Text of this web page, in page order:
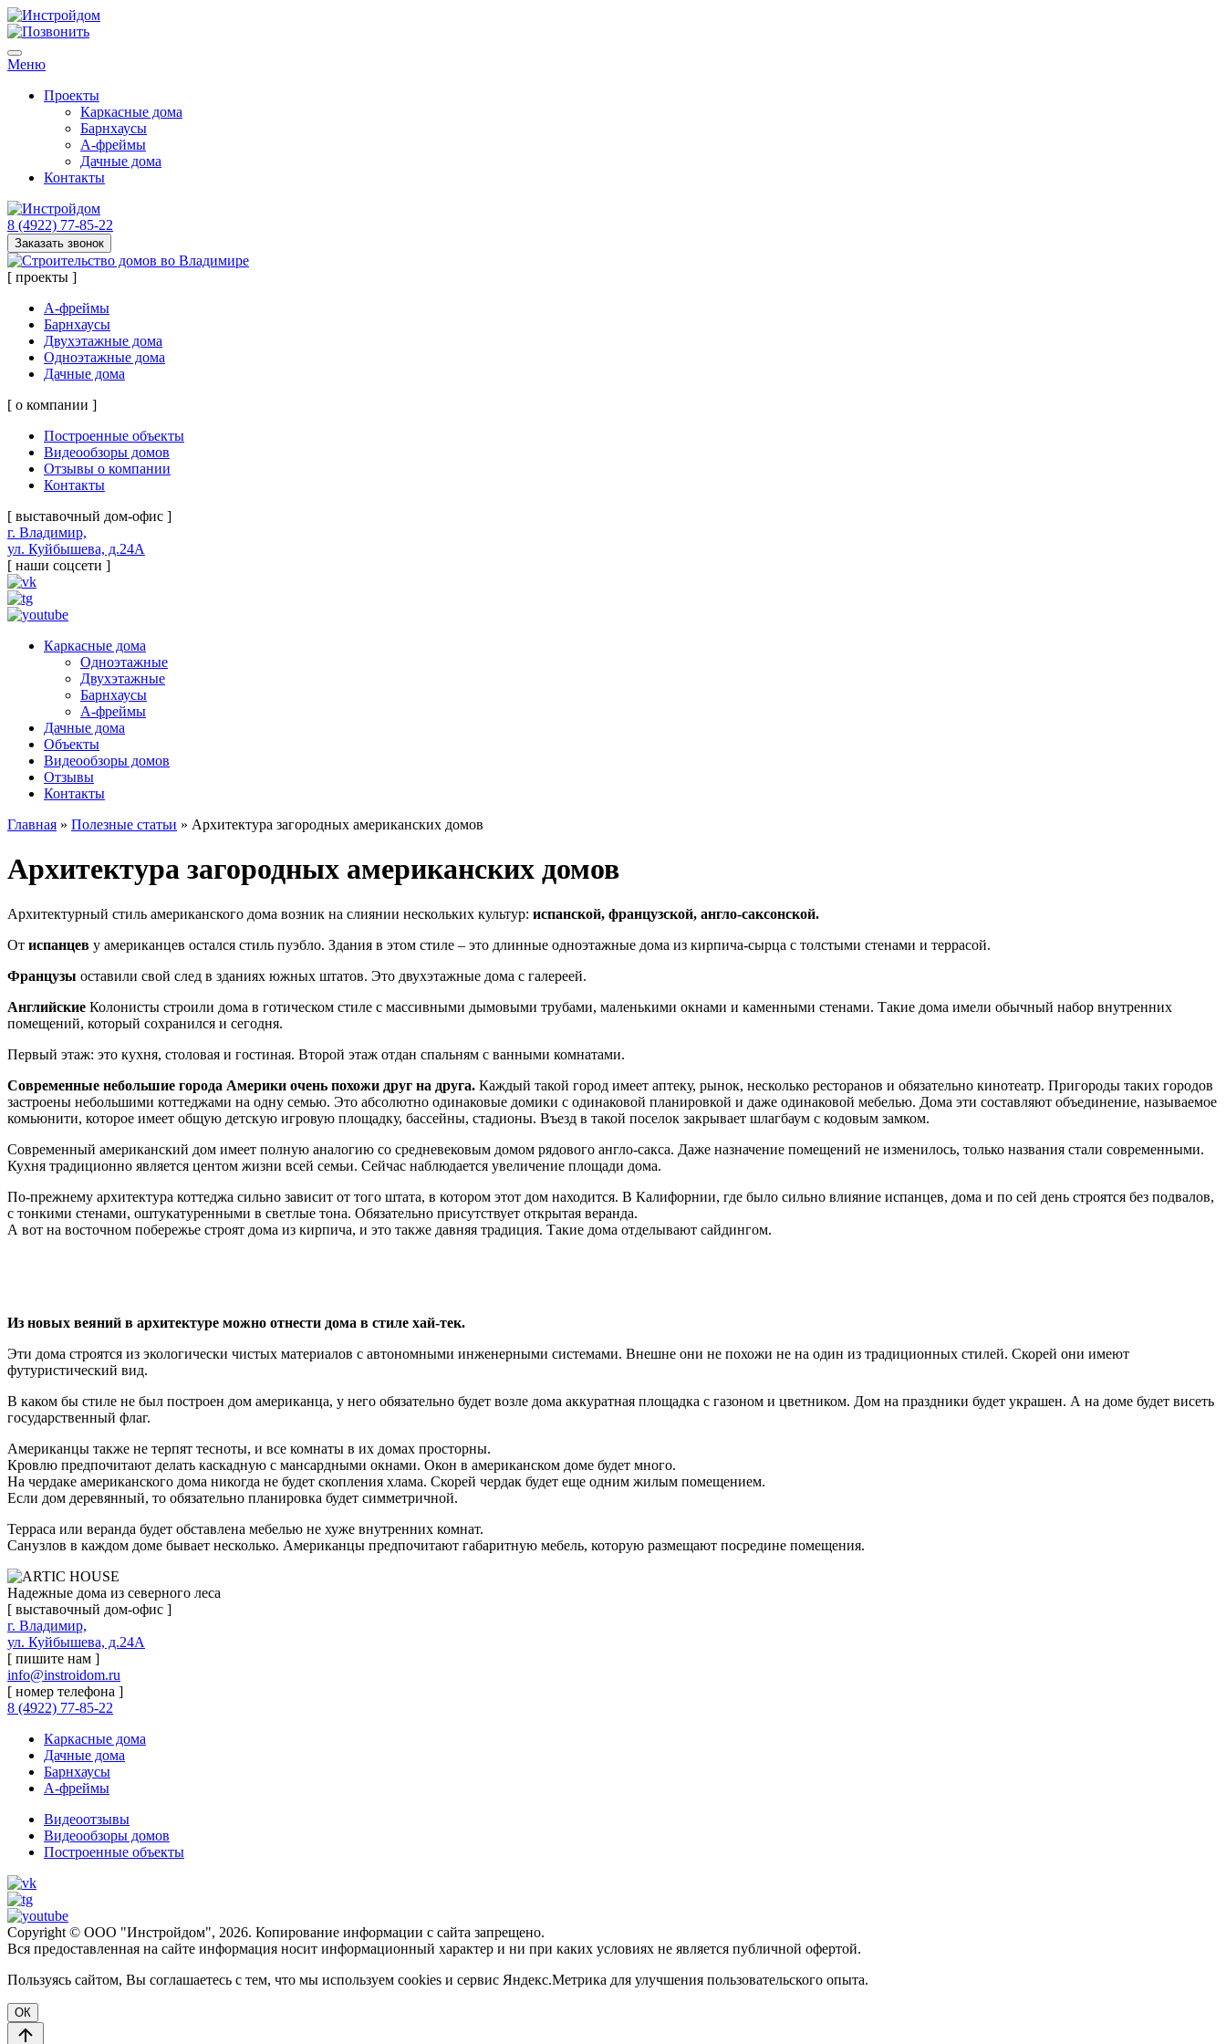
Меню
Проекты
Каркасные дома
Барнхаусы
А-фреймы
Дачные дома
Контакты
8 (4922) 77-85-22
Заказать звонок
[ проекты ]
А-фреймы
Барнхаусы
Двухэтажные дома
Одноэтажные дома
Дачные дома
[ о компании ]
Построенные объекты
Видеообзоры домов
Отзывы о компании
Контакты
[ выставочный дом-офис ]
г. Владимир,
ул. Куйбышева, д.24А
[ наши соцсети ]
Каркасные дома
Одноэтажные
Двухэтажные
Барнхаусы
А-фреймы
Дачные дома
Объекты
Видеообзоры домов
Отзывы
Контакты
Главная » Полезные статьи » Архитектура загородных американских домов
Архитектура загородных американских домов
Архитектурный стиль американского дома возник на слиянии нескольких культур: испанской, французской, англо-саксонской.
От испанцев у американцев остался стиль пуэбло. Здания в этом стиле – это длинные одноэтажные дома из кирпича-сырца с толстыми стенами и террасой.
Французы оставили свой след в зданиях южных штатов. Это двухэтажные дома с галереей.
Английские Колонисты строили дома в готическом стиле с массивными дымовыми трубами, маленькими окнами и каменными стенами. Такие дома имели обычный набор внутренних
помещений, который сохранился и сегодня.
Первый этаж: это кухня, столовая и гостиная. Второй этаж отдан спальням с ванными комнатами.
Современные небольшие города Америки очень похожи друг на друга. Каждый такой город имеет аптеку, рынок, несколько ресторанов и обязательно кинотеатр. Пригороды таких городов
застроены небольшими коттеджами на одну семью. Это абсолютно одинаковые домики с одинаковой планировкой и даже одинаковой мебелью. Дома эти составляют объединение, называемое
комьюнити, которое имеет общую детскую игровую площадку, бассейны, стадионы. Въезд в такой поселок закрывает шлагбаум с кодовым замком.
Современный американский дом имеет полную аналогию со средневековым домом рядового англо-сакса. Даже назначение помещений не изменилось, только названия стали современными.
Кухня традиционно является центом жизни всей семьи. Сейчас наблюдается увеличение площади дома.
По-прежнему архитектура коттеджа сильно зависит от того штата, в котором этот дом находится. В Калифорнии, где было сильно влияние испанцев, дома и по сей день строятся без подвалов,
с тонкими стенами, оштукатуренными в светлые тона. Обязательно присутствует открытая веранда.
А вот на восточном побережье строят дома из кирпича, и это также давняя традиция. Такие дома отделывают сайдингом.
Из новых веяний в архитектуре можно отнести дома в стиле хай-тек.
Эти дома строятся из экологически чистых материалов с автономными инженерными системами. Внешне они не похожи не на один из традиционных стилей. Скорей они имеют
футуристический вид.
В каком бы стиле не был построен дом американца, у него обязательно будет возле дома аккуратная площадка с газоном и цветником. Дом на праздники будет украшен. А на доме будет висеть
государственный флаг.
Американцы также не терпят тесноты, и все комнаты в их домах просторны.
Кровлю предпочитают делать каскадную с мансардными окнами. Окон в американском доме будет много.
На чердаке американского дома никогда не будет скопления хлама. Скорей чердак будет еще одним жилым помещением.
Если дом деревянный, то обязательно планировка будет симметричной.
Терраса или веранда будет обставлена мебелью не хуже внутренних комнат.
Санузлов в каждом доме бывает несколько. Американцы предпочитают габаритную мебель, которую размещают посредине помещения.
Надежные дома из северного леса
[ выставочный дом-офис ]
г. Владимир,
ул. Куйбышева, д.24А
[ пишите нам ]
info@instroidom.ru
[ номер телефона ]
8 (4922) 77-85-22
Каркасные дома
Дачные дома
Барнхаусы
А-фреймы
Видеоотзывы
Видеообзоры домов
Построенные объекты
Copyright © ООО "Инстройдом", 2026. Копирование информации с сайта запрещено.
Вся предоставленная на сайте информация носит информационный характер и ни при каких условиях не является публичной офертой.
Пользуясь сайтом, Вы соглашаетесь с тем, что мы используем cookies и сервис Яндекс.Метрика для улучшения пользовательского опыта.
ОК